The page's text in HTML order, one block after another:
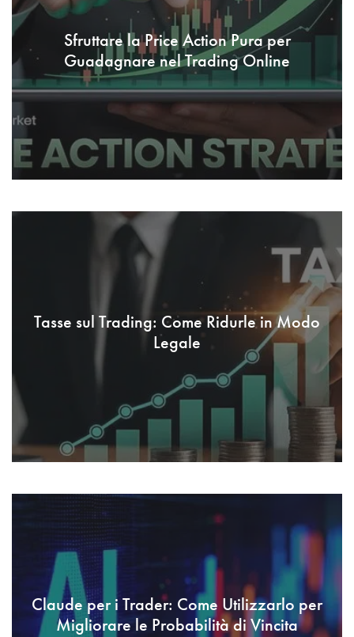
Sfruttare la Price Action Pura per
Guadagnare nel Trading Online
Tasse sul Trading: Come Ridurle in Modo
Legale
Claude per i Trader: Come Utilizzarlo per
Migliorare le Probabilità di Vincita